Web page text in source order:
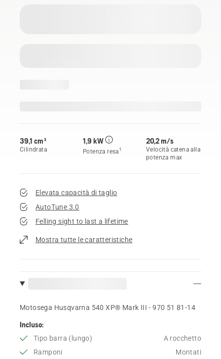
39,1 cm³
Cilindrata
1,9 kW
Potenza resa1
20,2 m/s
Velocità catena alla
potenza max
Elevata capacità di taglio
AutoTune 3.0
Felling sight to last a lifetime
Mostra tutte le caratteristiche
Motosega Husqvarna 540 XP® Mark III - 970 51 81‑14
Incluso:
Tipo barra (lungo)
A rocchetto
Ramponi
Montati